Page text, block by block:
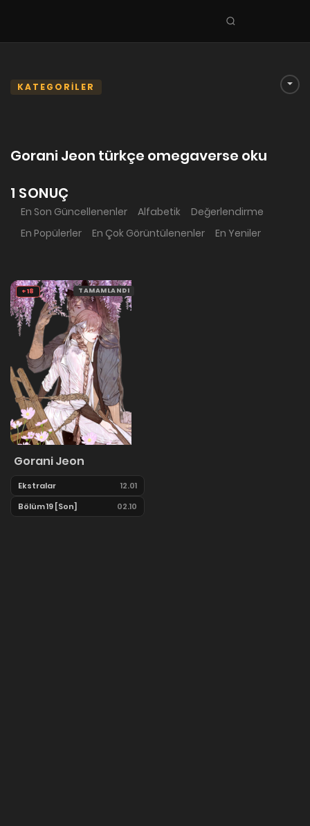
Seri
ara
En Sevilenler
Planlanan Seriler
TÜRLER
Tüm Türler
Yuri
KATEGORİLER
Gorani Jeon türkçe omegaverse oku
1 SONUÇ
En Son Güncellenenler Alfabetik
Değerlendirme
En Popülerler
En Çok Görüntülenenler En Yeniler
+18 TAMAMLANDI
Gorani Jeon
Ekstralar
12.01
Bölüm 19 [Son]
02.10